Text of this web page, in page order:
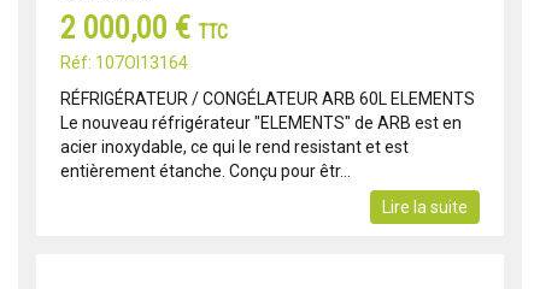
2 000,00 € TTC
Réf: 107OI13164
RÉFRIGÉRATEUR / CONGÉLATEUR ARB 60L ELEMENTS
Le nouveau réfrigérateur "ELEMENTS" de ARB est en
acier inoxydable, ce qui le rend resistant et est
entièrement étanche. Conçu pour êtr...
Lire la suite